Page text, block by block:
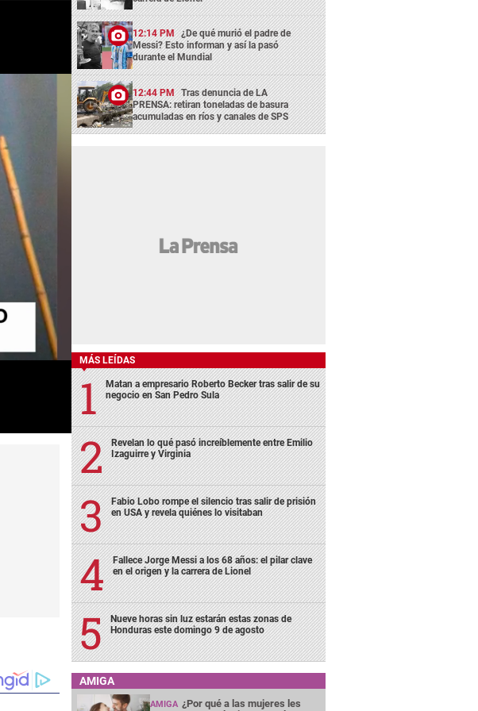
12:14 PM ¿De qué murió el padre de
Messi? Esto informan y así la pasó
durante el Mundial
12:44 PM Tras denuncia de LA
PRENSA: retiran toneladas de basura
acumuladas en ríos y canales de SPS
MÁS LEÍDAS
Matan a empresario Roberto Becker tras salir de su
negocio en San Pedro Sula
Revelan lo qué pasó increíblemente entre Emilio
Izaguirre y Virginia
Fabio Lobo rompe el silencio tras salir de prisión
en USA y revela quiénes lo visitaban
Fallece Jorge Messi a los 68 años: el pilar clave
en el origen y la carrera de Lionel
Nueve horas sin luz estarán estas zonas de
Honduras este domingo 9 de agosto
AMIGA
AMIGA ¿Por qué a las mujeres les